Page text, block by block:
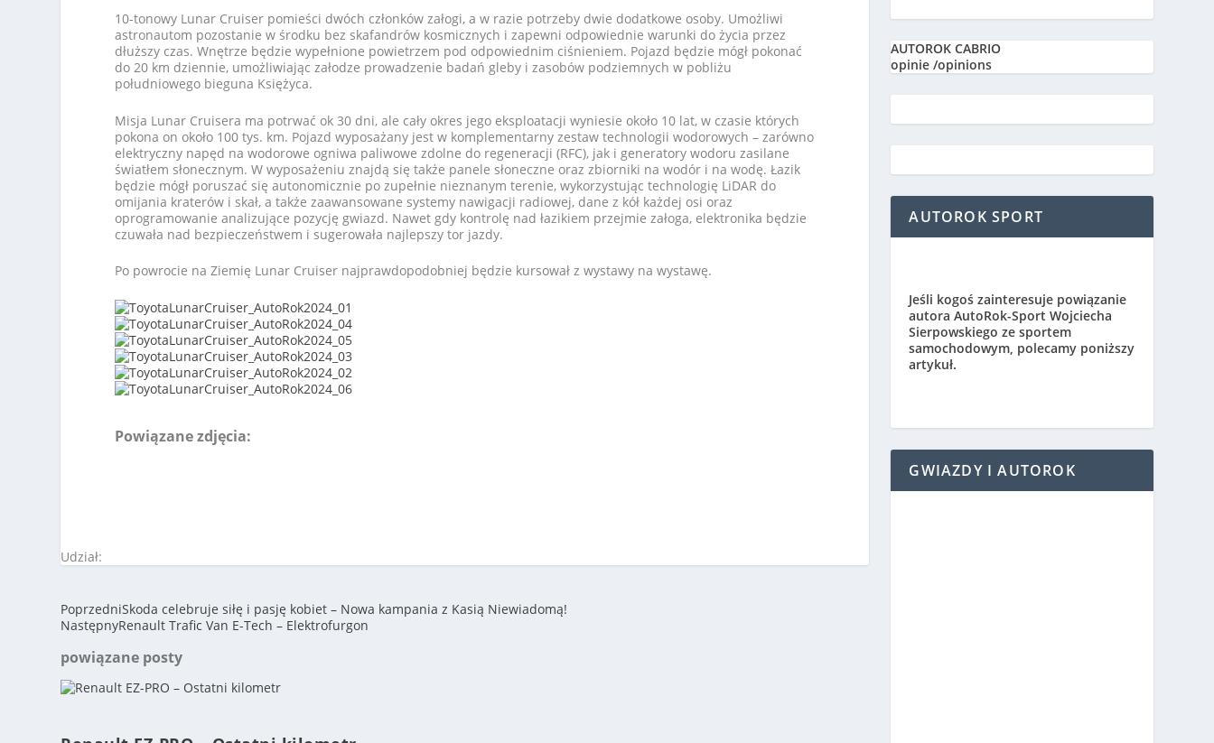
10-tonowy Lunar Cruiser pomieści dwóch członków załogi, a w razie potrzeby dwie dodatkowe osoby. Umożliwi
astronautom pozostanie w środku bez skafandrów kosmicznych i zapewni odpowiednie warunki do życia przez
dłuższy czas. Wnętrze będzie wypełnione powietrzem pod odpowiednim ciśnieniem. Pojazd będzie mógł pokonać
do 20 km dziennie, umożliwiając załodze prowadzenie badań gleby i zasobów podziemnych w pobliżu
południowego bieguna Księżyca.
Misja Lunar Cruisera ma potrwać ok 30 dni, ale cały okres jego eksploatacji wyniesie około 10 lat, w czasie których
pokona on około 100 tys. km. Pojazd wyposażany jest w komplementarny zestaw technologii wodorowych – zarówno
elektryczny napęd na wodorowe ogniwa paliwowe zdolne do regeneracji (RFC), jak i generatory wodoru zasilane
światłem słonecznym. W wyposażeniu znajdą się także panele słoneczne oraz zbiorniki na wodór i na wodę. Łazik
będzie mógł poruszać się autonomicznie po zupełnie nieznanym terenie, wykorzystując technologię LiDAR do
omijania kraterów i skał, a także zaawansowane systemy nawigacji radiowej, dane z kół każdej osi oraz
oprogramowanie analizujące pozycję gwiazd. Nawet gdy kontrolę nad łazikiem przejmie załoga, elektronika będzie
czuwała nad bezpieczeństwem i sugerowała najlepszy tor jazdy.
Po powrocie na Ziemię Lunar Cruiser najprawdopodobniej będzie kursował z wystawy na wystawę.
Powiązane zdjęcia:
Udział:
PoprzedniSkoda celebruje siłę i pasję kobiet – Nowa kampania z Kasią Niewiadomą!
NastępnyRenault Trafic Van E-Tech – Elektrofurgon
powiązane posty
AUTOROK CABRIO
opinie /opinions
AUTOROK SPORT
Jeśli kogoś zainteresuje powiązanie
autora AutoRok-Sport Wojciecha
Sierpowskiego ze sportem
samochodowym, polecamy poniższy
artykuł.
GWIAZDY I AUTOROK